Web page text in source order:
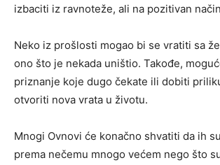
izbaciti iz ravnoteže, ali na pozitivan
Neko iz prošlosti mogao bi se vratiti sa
ono što je nekada uništio. Takođe,
priznanje koje dugo čekate ili dobiti
otvoriti nova vrata u životu.
Mnogi Ovnovi će konačno shvatiti da ih
prema nečemu mnogo većem nego što